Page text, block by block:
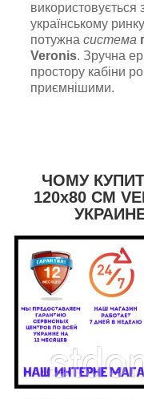
використовується
українському
потужна система
Veronis. Зручна
простору кабіни
приємнішими.
ЧОМУ
120х80 СМ